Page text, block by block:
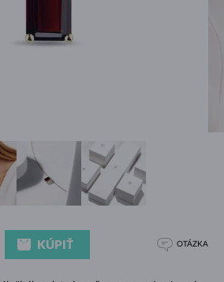
KÚPIŤ OTÁZKA